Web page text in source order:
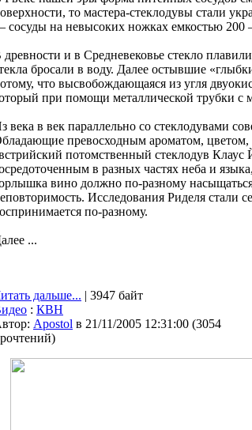
то мастера-стеклодувы стали
сосуды на невысоких ножках емкостью 200
древности и в Средневековье стекло
бросали в воду. Далее остывшие
что высвобождающаяся из угля
при помощи металлической трубки
века в век параллельно со стеклодувами
превосходным ароматом, цветом,
потомственный стеклодув Клаус
в разных частях неба и
вино должно по-разному
Исследования Риделя
по-разному.
...
дальше... | 3947 байт
: КВН
Apostol в 21/11/2005 12:31:00 (3054
)